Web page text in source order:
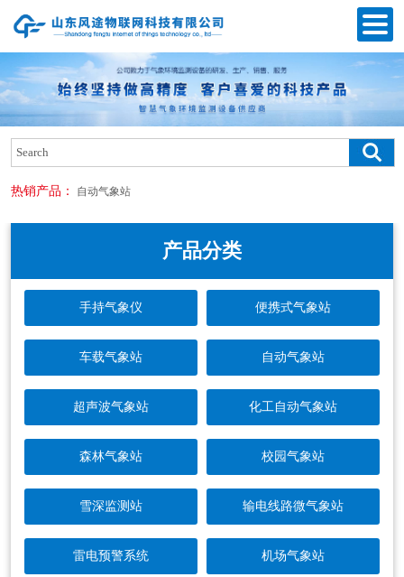
热销产品： 自动气象站
产品分类
手持气象仪 便携式气象站
车载气象站 自动气象站
超声波气象站 化工自动气象站
森林气象站 校园气象站
雪深监测站 输电线路微气象站
雷电预警系统 机场气象站